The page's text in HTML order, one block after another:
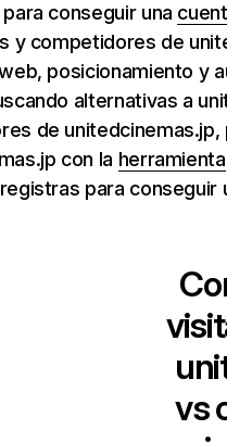
conseguir una
y competidores de
posicionamiento y
alternativas a
de
con la herramienta
para conseguir
vs